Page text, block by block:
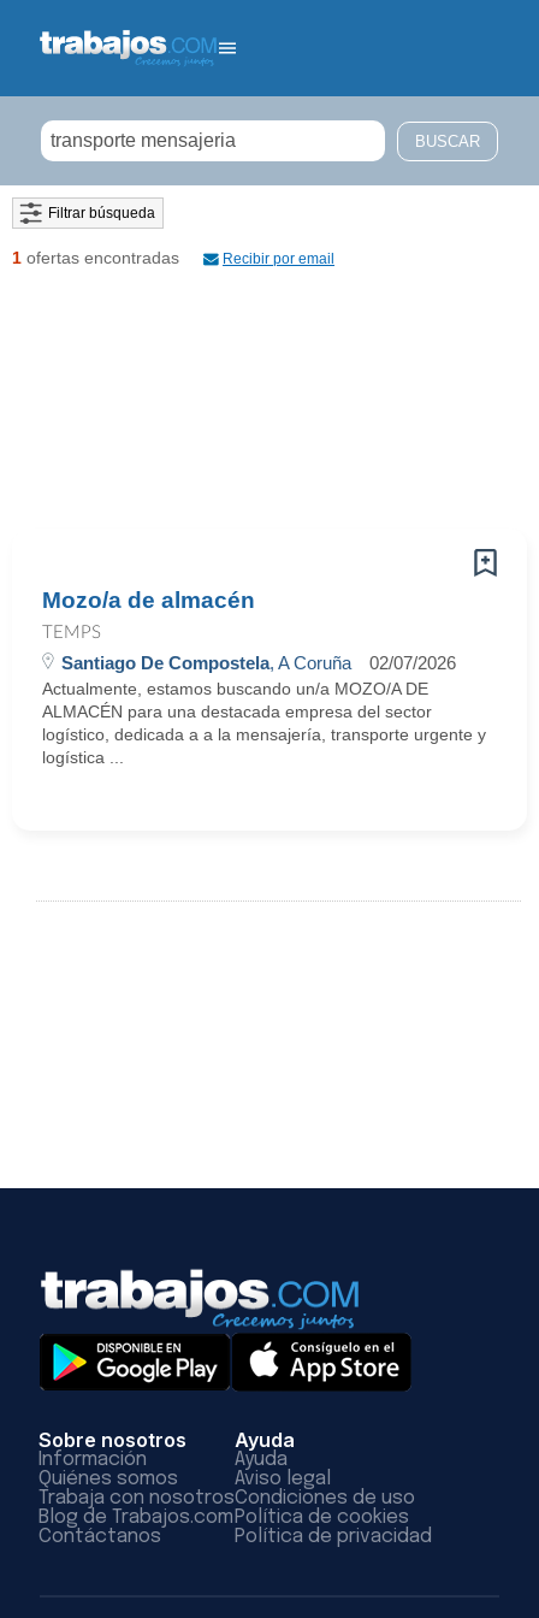
Filtrar búsqueda
1 ofertas encontradas Recibir por email
Mozo/a de almacén
TEMPS
Santiago De Compostela, A Coruña 02/07/2026
Actualmente, estamos buscando un/a MOZO/A DE
ALMACÉN para una destacada empresa del sector
logístico, dedicada a a la mensajería, transporte urgente y
logística ...
Sobre nosotros
Información
Quiénes somos
Trabaja con nosotros
Blog de Trabajos.com
Contáctanos
Ayuda
Ayuda
Aviso legal
Condiciones de uso
Política de cookies
Política de privacidad